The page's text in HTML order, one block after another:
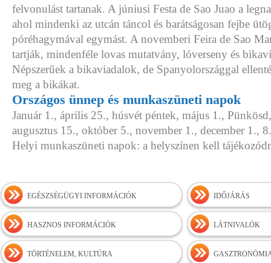
felvonulást tartanak. A júniusi Festa de Sao Juao a
ahol mindenki az utcán táncol és barátságosan fejbe
póréhagymával egymást. A novemberi Feira de Sao
tartják, mindenféle lovas mutatvány, lóverseny és
Népszerűek a bikaviadalok, de Spanyolországgal
meg a bikákat.
Országos ünnep és munkaszüneti napok
Január 1., április 25., húsvét péntek, május 1.,
augusztus 15., október 5., november 1., december 1.,
Helyi munkaszüneti napok: a helyszínen kell
EGÉSZSÉGÜGYI INFORMÁCIÓK IDŐJÁRÁS
HASZNOS INFORMÁCIÓK LÁTNIVALÓK
TÖRTÉNELEM, KULTÚRA